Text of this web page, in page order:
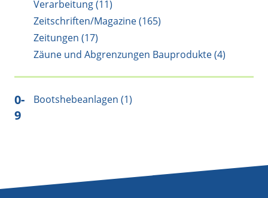
Verarbeitung (11)
Zeitschriften/Magazine (165)
Zeitungen (17)
Zäune und Abgrenzungen Bauprodukte (4)
0-
9
Bootshebeanlagen (1)